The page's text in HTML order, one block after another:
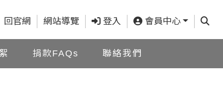
回官網 網站導覽 登入 會員中心 查詢
捐款FAQs 聯絡我們